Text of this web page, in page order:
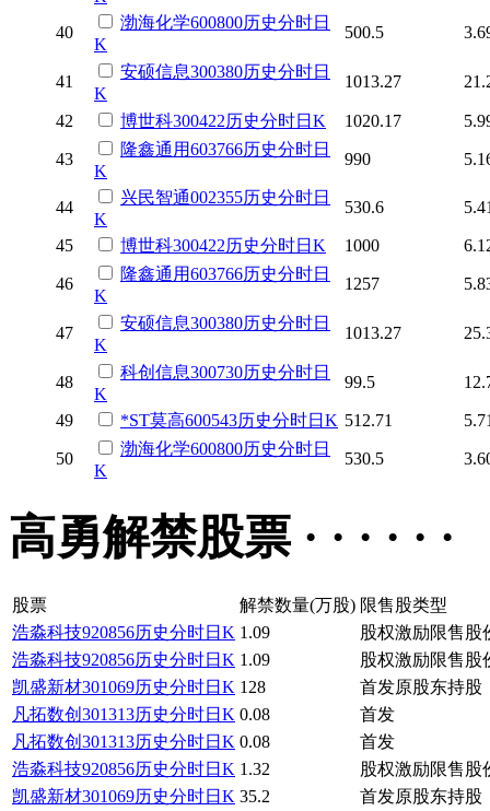
40
渤海化学600800历史分时日
K
500.5
41
安硕信息300380历史分时日
K
1013.27
42 博世科300422历史分时日K 1020.17
43
隆鑫通用603766历史分时日
K
990
44
兴民智通002355历史分时日
K
530.6
45 博世科300422历史分时日K 1000
46
隆鑫通用603766历史分时日
K
1257
47
安硕信息300380历史分时日
K
1013.27
48
科创信息300730历史分时日
K
99.5
49 *ST莫高600543历史分时日K 512.71
50
渤海化学600800历史分时日
K
530.5
高勇解禁股票 · · · · · ·
股票 解禁数量(万股) 限售股类型
浩淼科技920856历史分时日K 1.09
股权激励限售股
浩淼科技920856历史分时日K 1.09
股权激励限售股
凯盛新材301069历史分时日K 128
首发原股东持股
凡拓数创 301313历史分时日K 0.08
首发
凡拓数创 301313历史分时日K 0.08
首发
浩淼科技920856历史分时日K 1.32
股权激励限售股
凯盛新材301069历史分时日K 35.2
首发原股东持股